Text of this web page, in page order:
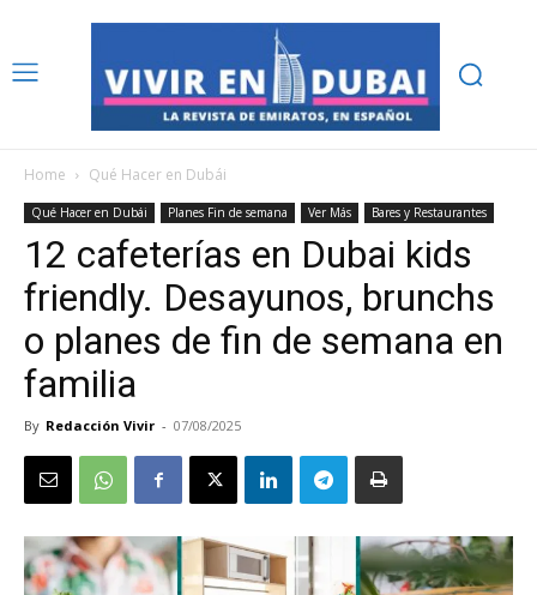
Home Qué Hacer en Dubái
Qué Hacer en Dubái Planes Fin de semana Ver Más Bares y Restaurantes
12 cafeterías en Dubai kids
friendly. Desayunos, brunchs
o planes de fin de semana en
familia
By Redacción Vivir - 07/08/2025